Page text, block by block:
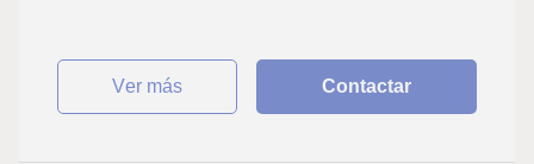
ver más Contactar